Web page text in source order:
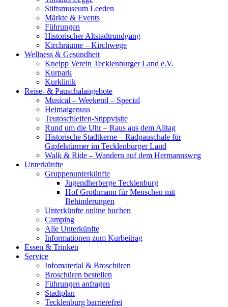
Stiftsmuseum Leeden
Märkte & Events
Führungen
Historischer Altstadtrundgang
Kirchräume – Kirchwege
Wellness & Gesundheit
Kneipp Verein Tecklenburger Land e.V.
Kurpark
Kurklinik
Reise- & Pauschalangebote
Musical – Weekend – Special
Heimatgenuss
Teutoschleifen-Stippvisite
Rund um die Uhr – Raus aus dem Alltag
Historische Stadtkerne – Radpauschale für
Gipfelstürmer im Tecklenburger Land
Walk & Ride – Wandern auf dem Hermannsweg
Unterkünfte
Gruppenunterkünfte
Jugendherberge Tecklenburg
Hof Grothmann für Menschen mit
Behinderungen
Unterkünfte online buchen
Camping
Alle Unterkünfte
Informationen zum Kurbeitrag
Essen & Trinken
Service
Infomaterial & Broschüren
Broschüren bestellen
Führungen anfragen
Stadtplan
Tecklenburg barrierefrei